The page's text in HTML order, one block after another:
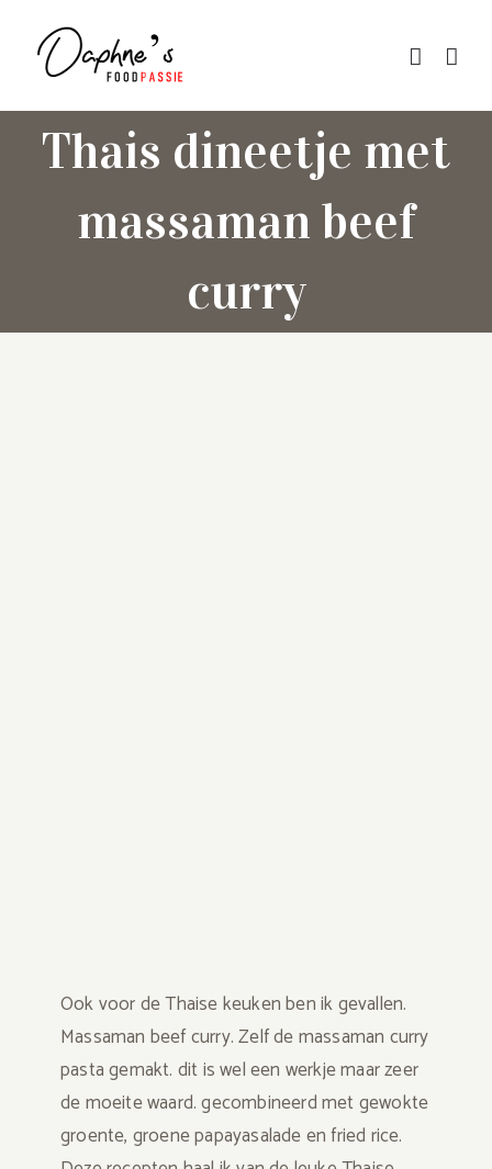
content
Thais dineetje met
massaman beef
curry
Ook voor de Thaise keuken ben ik gevallen.
Massaman beef curry. Zelf de massaman curry
pasta gemakt. dit is wel een werkje maar zeer
de moeite waard. gecombineerd met gewokte
groente, groene papayasalade en fried rice.